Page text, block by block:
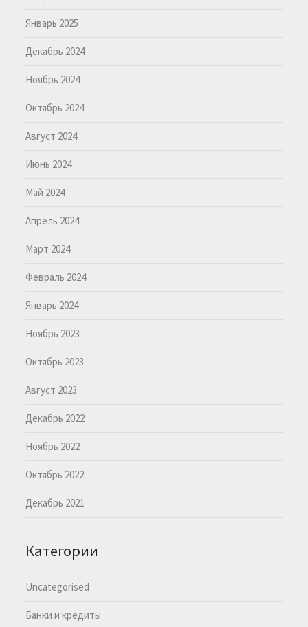
Январь 2025
Декабрь 2024
Ноябрь 2024
Октябрь 2024
Август 2024
Июнь 2024
Май 2024
Апрель 2024
Март 2024
Февраль 2024
Январь 2024
Ноябрь 2023
Октябрь 2023
Август 2023
Декабрь 2022
Ноябрь 2022
Октябрь 2022
Декабрь 2021
Категории
Uncategorised
Банки и кредиты